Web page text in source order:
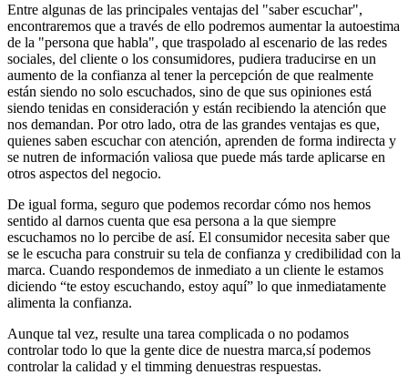
Entre algunas de las principales ventajas del "saber escuchar",
encontraremos que a través de ello podremos aumentar la autoestima
de la "persona que habla", que traspolado al escenario de las redes
sociales, del cliente o los consumidores, pudiera traducirse en un
aumento de la confianza al tener la percepción de que realmente
están siendo no solo escuchados, sino de que sus opiniones está
siendo tenidas en consideración y están recibiendo la atención que
nos demandan. Por otro lado, otra de las grandes ventajas es que,
quienes saben escuchar con atención, aprenden de forma indirecta y
se nutren de información valiosa que puede más tarde aplicarse en
otros aspectos del negocio.
De igual forma, seguro que podemos recordar cómo nos hemos
sentido al darnos cuenta que esa persona a la que siempre
escuchamos no lo percibe de así. El consumidor necesita saber que
se le escucha para construir su tela de confianza y credibilidad con la
marca. Cuando respondemos de inmediato a un cliente le estamos
diciendo “te estoy escuchando, estoy aquí” lo que inmediatamente
alimenta la confianza.
Aunque tal vez, resulte una tarea complicada o no podamos
controlar todo lo que la gente dice de nuestra marca,sí podemos
controlar la calidad y el timming denuestras respuestas.